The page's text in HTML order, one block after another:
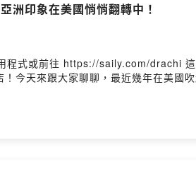
洲印象在美國悄悄翻轉中！
這幾年大家應該都有感，台灣半導體讓世界
今天來跟大家聊聊，最近幾年在美國